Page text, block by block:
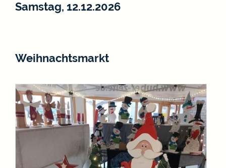
Samstag, 12.12.2026
Weihnachtsmarkt